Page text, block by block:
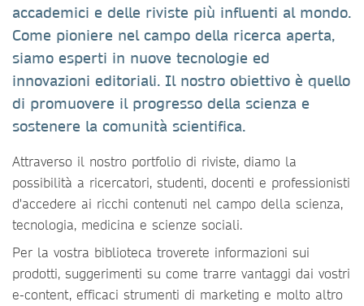
accademici e delle riviste più influenti al mondo.
Come pioniere nel campo della ricerca aperta,
siamo esperti in nuove tecnologie ed
innovazioni editoriali. Il nostro obiettivo è quello
di promuovere il progresso della scienza e
sostenere la comunità scientifica.
Attraverso il nostro portfolio di riviste, diamo la
possibilità a ricercatori, studenti, docenti e professionisti
d'accedere ai ricchi contenuti nel campo della scienza,
tecnologia, medicina e scienze sociali.
Per la vostra biblioteca troverete informazioni sui
prodotti, suggerimenti su come trarre vantaggi dai vostri
e-content, efficaci strumenti di marketing e molto altro